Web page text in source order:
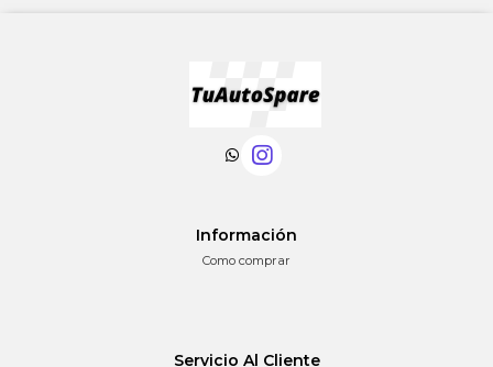
Información
Como comprar
Servicio Al Cliente